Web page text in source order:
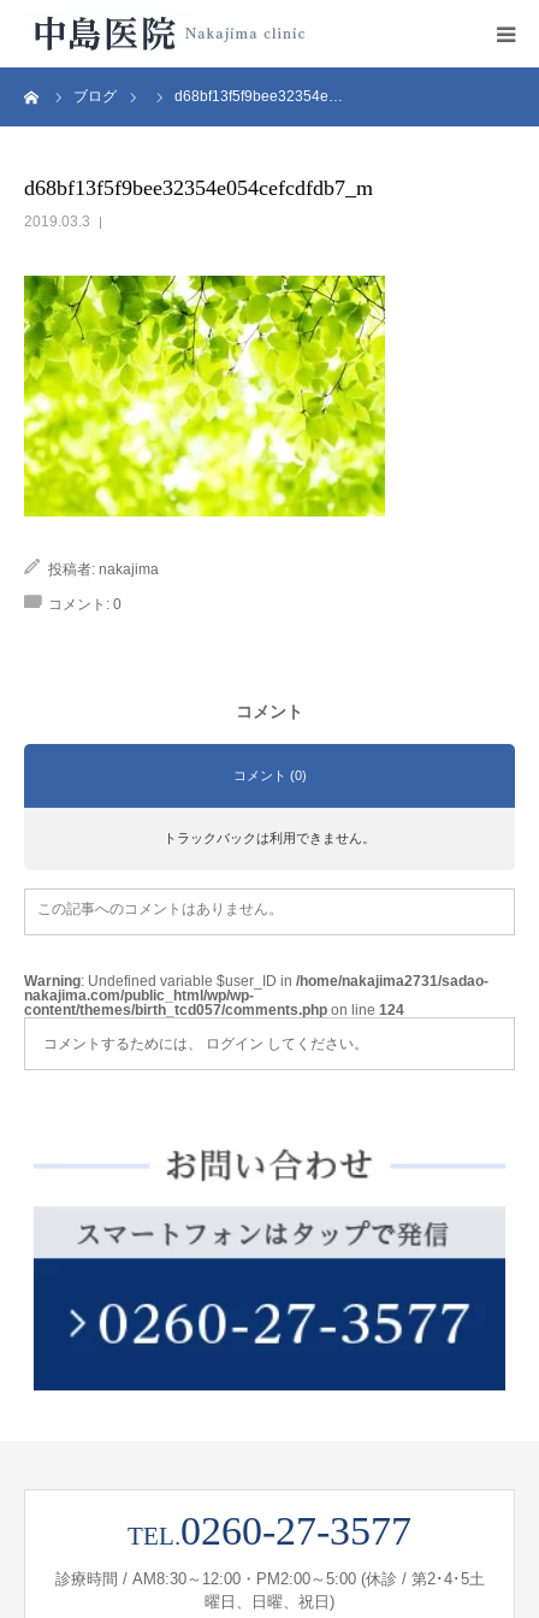
ブログ d68bf13f5f9bee32354e…
d68bf13f5f9bee32354e054cefcdfdb7_m
2019.03.3
投稿者: nakajima
コメント: 0
コメント
コメント (0)
トラックバックは利用できません。
この記事へのコメントはありません。
Warning: Undefined variable $user_ID in /home/nakajima2731/sadao-
nakajima.com/public_html/wp/wp-
content/themes/birth_tcd057/comments.php on line 124
コメントするためには、
ログイン してください。
TEL.0260-27-3577
診療時間 / AM8:30～12:00・PM2:00～5:00 (休診 / 第2･4･5土
曜日、日曜、祝日)
HOME
設備紹介
医師プロフィール
診療時間・地図
リンク集